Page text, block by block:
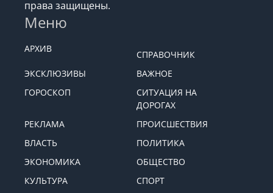
права защищены.
Меню
АРХИВ
СПРАВОЧНИК
ЭКСКЛЮЗИВЫ
ВАЖНОЕ
ГОРОСКОП
СИТУАЦИЯ НА
ДОРОГАХ
РЕКЛАМА
ПРОИСШЕСТВИЯ
ВЛАСТЬ
ПОЛИТИКА
ЭКОНОМИКА
ОБЩЕСТВО
КУЛЬТУРА
СПОРТ